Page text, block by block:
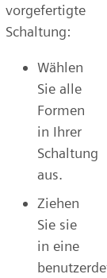
vorgefertigte
Schaltung:
Wählen
Sie alle
Formen
in Ihrer
Schaltung
aus.
Ziehen
Sie sie
in eine